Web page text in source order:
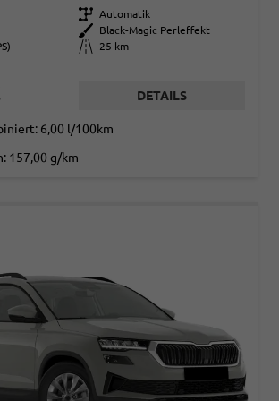
Getriebe Automatik
Außenfarbe
Black-Magic Perleffekt
Kilometerstand
25 km
DETAILS
6,00 l/100km
157,00 g/km